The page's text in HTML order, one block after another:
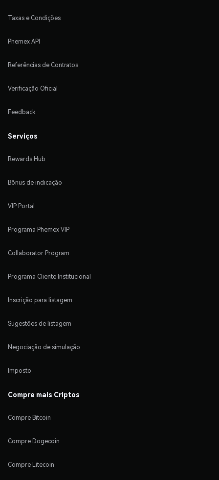
Taxas e Condições
Phemex API
Referências de Contratos
Verificação Oficial
Feedback
Serviços
Rewards Hub
Bônus de indicação
VIP Portal
Programa Phemex VIP
Collaborator Program
Programa Cliente Institucional
Inscrição para listagem
Sugestões de listagem
Negociação de simulação
Imposto
Compre mais Criptos
Compre Bitcoin
Compre Dogecoin
Compre Litecoin